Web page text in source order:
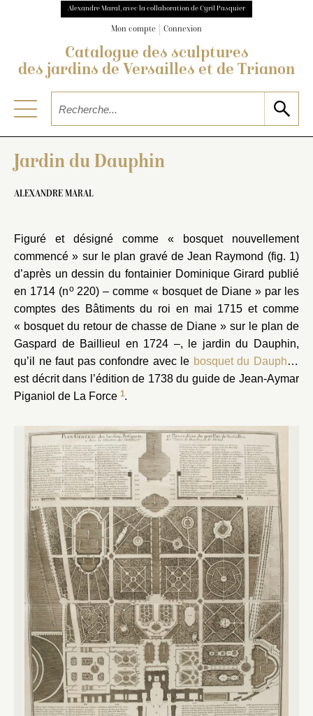
Alexandre Maral, avec la collaboration de Cyril Pasquier
Mon compte Connexion
Catalogue des sculptures
des jardins de Versailles et de Trianon
Jardin du Dauphin
ALEXANDRE MARAL
Figuré et désigné comme « bosquet nouvellement
commencé » sur le plan gravé de Jean Raymond (fig. 1)
d’après un dessin du fontainier Dominique Girard publié
en 1714 (no220) – comme « bosquet de Diane » par les
comptes des Bâtiments du roi en mai 1715 et comme
« bosquet du retour de chasse de Diane » sur le plan de
Gaspard de Baillieul en 1724 –, le jardin du Dauphin,
qu’il ne faut pas confondre avec le bosquet du Dauphin
,
est décrit dans l’édition de 1738 du guide de Jean-Aymar
Piganiol de La Force 1.